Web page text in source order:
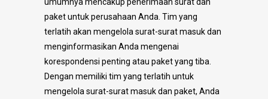
paket untuk perusahaan Anda. Tim yang
terlatih akan mengelola surat-surat masuk dan
menginformasikan Anda mengenai
korespondensi penting atau paket yang tiba.
Dengan memiliki tim yang terlatih untuk
mengelola surat-surat masuk dan paket, Anda